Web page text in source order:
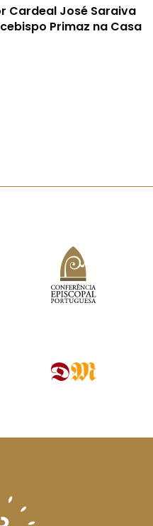
Cardeal José Saraiva
Primaz na Casa